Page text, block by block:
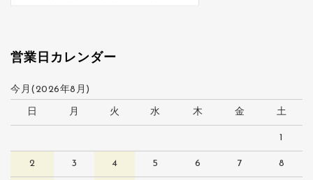
営業日カレンダー
今月(2026年8月)
日 月 火 水 木 金 土
1
2 3 4 5 6 7 8